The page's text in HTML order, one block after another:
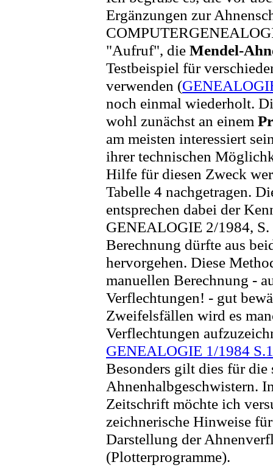
Ergänzungen zur
"Aufruf", die Mendel-
Testbeispiel für
verwenden (
noch einmal wiederholt.
wohl zunächst an einem
am meisten interessiert
ihrer technischen
Hilfe für diesen Zweck
Tabelle 4 nachgetragen.
entsprechen dabei der
GENEALOGIE 2/1984,
Berechnung dürfte aus
hervorgehen. Diese
manuellen Berechnung -
Verflechtungen! - gut
Zweifelsfällen wird es
Verflechtungen
GENEALOGIE 1/1984
Besonders gilt dies für
Ahnenhalbgeschwistern.
Zeitschrift möchte ich
zeichnerische Hinweise
Darstellung der
(Plotterprogramme).